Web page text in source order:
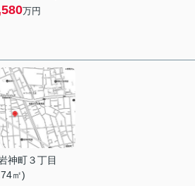
万円
神町３丁目
㎡)